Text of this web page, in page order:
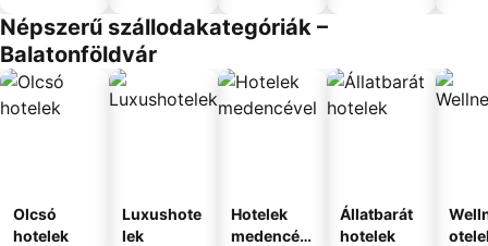
Népszerű szállodakategóriák –
Balatonföldvár
Olcsó
hotelek
Luxushote
lek
Hotelek
medencév
Állatbarát
hotelek